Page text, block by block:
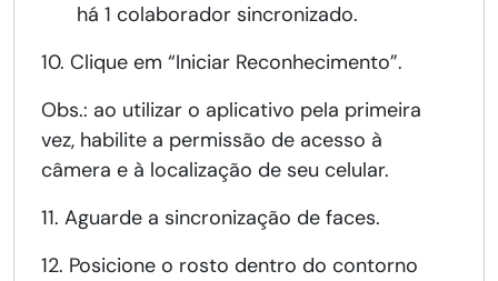
há 1 colaborador sincronizado.
10. Clique em “Iniciar Reconhecimento”.
Obs.: ao utilizar o aplicativo pela primeira
vez, habilite a permissão de acesso à
câmera e à localização de seu celular.
11. Aguarde a sincronização de faces.
12. Posicione o rosto dentro do contorno